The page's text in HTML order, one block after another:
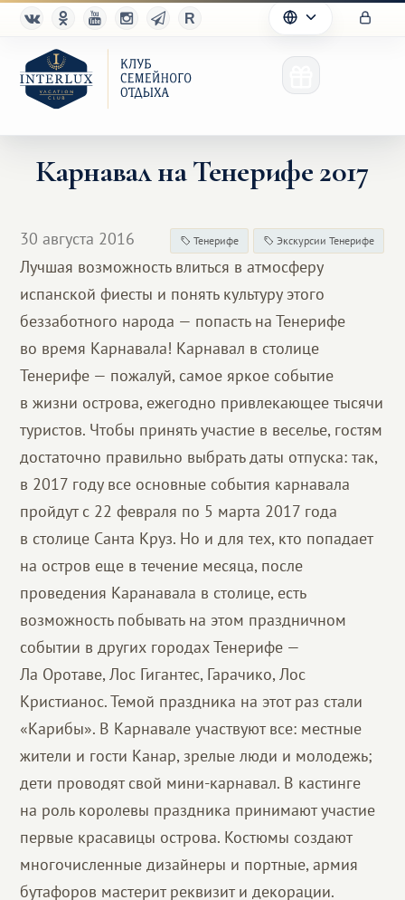
Преимущества
Партнерам
Благотворительность
Карнавал на Тенерифе 2017
30 августа 2016 Тенерифе Экскурсии Тенерифе
Лучшая возможность влиться в атмосферу
испанской фиесты и понять культуру этого
беззаботного народа — попасть на Тенерифе
во время Карнавала! Карнавал в столице
Тенерифе — пожалуй, самое яркое событие
в жизни острова, ежегодно привлекающее тысячи
туристов. Чтобы принять участие в веселье, гостям
достаточно правильно выбрать даты отпуска: так,
в 2017 году вcе основные события карнавала
пройдут с 22 февраля по 5 марта 2017 года
в столице Санта Круз. Но и для тех, кто попадает
на остров еще в течение месяца, после
проведения Каранавала в столице, есть
возможность побывать на этом праздничном
событии в других городах Тенерифе —
Ла Оротаве, Лос Гигантес, Гарачико, Лос
Кристианос. Темой праздника на этот раз стали
«Карибы». В Карнавале участвуют все: местные
жители и гости Канар, зрелые люди и молодежь;
дети проводят свой мини-карнавал. В кастинге
на роль королевы праздника принимают участие
первые красавицы острова. Костюмы создают
многочисленные дизайнеры и портные, армия
бутафоров мастерит реквизит и декорации.